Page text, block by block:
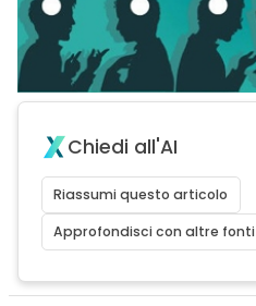
Chiedi all'AI
Riassumi questo articolo
Approfondisci con altre fonti